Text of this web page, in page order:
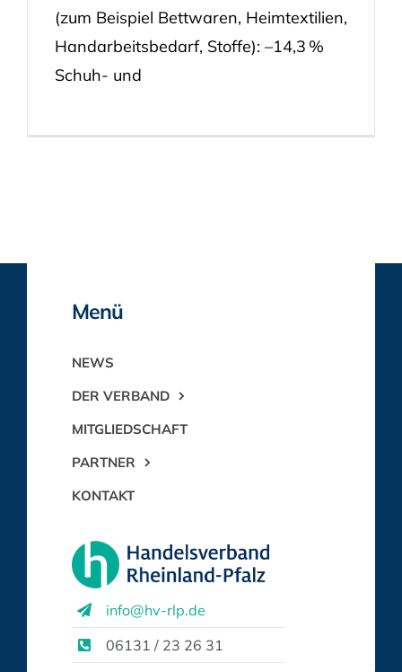
(zum Beispiel Bettwaren, Heimtextilien,
Handarbeitsbedarf, Stoffe): –14,3 %
Schuh- und
Menü
NEWS
DER VERBAND
MITGLIEDSCHAFT
PARTNER
KONTAKT
info@hv-rlp.de
06131 / 23 26 31